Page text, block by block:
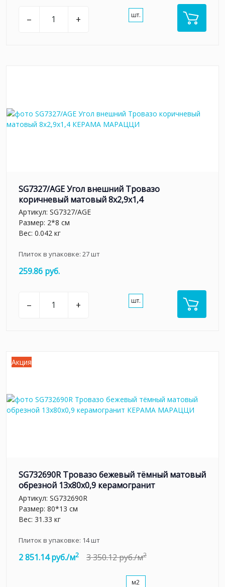
– + шт.
SG7327/AGE Угол внешний Тровазо
коричневый матовый 8x2,9x1,4
Артикул: SG7327/AGE
Размер: 2*8 см
Вес: 0.042 кг
Плиток в упаковке: 27шт
259.86 руб.
– + шт.
Акция
SG732690R Тровазо бежевый тёмный матовый
обрезной 13x80x0,9 керамогранит
Артикул: SG732690R
Размер: 80*13 см
Вес: 31.33 кг
Плиток в упаковке: 14шт
2 851.14 руб./м2 3 350.12 руб./м2
м2